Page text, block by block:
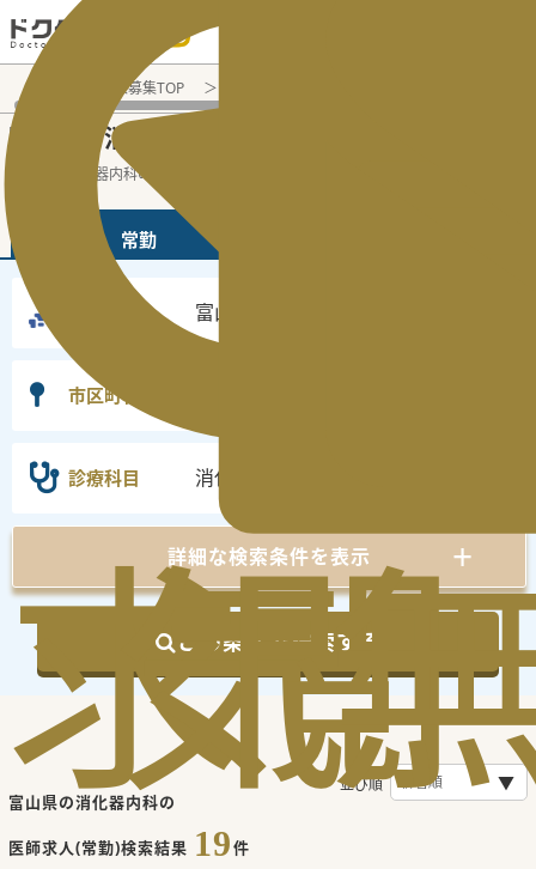
求
気
閲
医師転職・求人募集TOP
富山県 の消化器内科
富山県の消化器内科の常勤の医師求人の検
常勤
富山県
市区町村
診療科目 消化器内科
詳細な検索条件を表示
この条件で検索する
富山県の消化器内科の
医師求人(常勤)検索結果 19件
並び順